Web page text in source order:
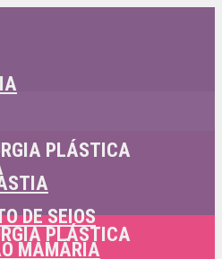
PLÁSTICA
DE SEIOS
MAMÁRIA
PLÁSTICA